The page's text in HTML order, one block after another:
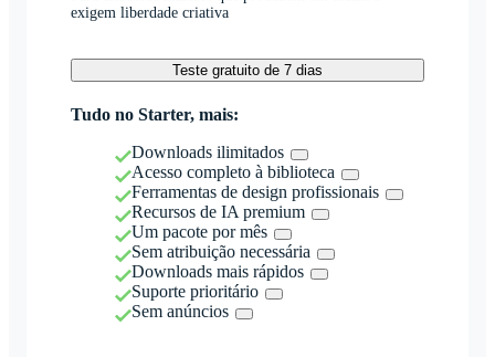
exigem liberdade criativa
Teste gratuito de 7 dias
Tudo no Starter, mais:
Downloads ilimitados
Acesso completo à biblioteca
Ferramentas de design profissionais
Recursos de IA premium
Um pacote por mês
Sem atribuição necessária
Downloads mais rápidos
Suporte prioritário
Sem anúncios